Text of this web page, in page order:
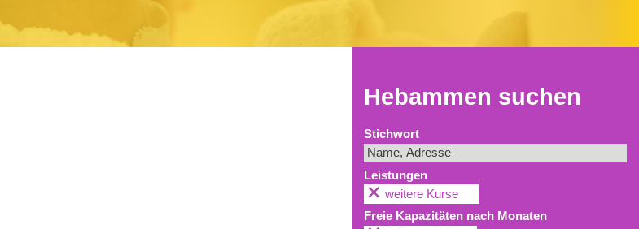
Hebammen suchen
Stichwort
Leistungen
weitere Kurse
Freie Kapazitäten nach Monaten